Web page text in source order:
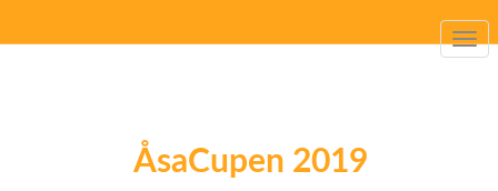
ÅsaCupen 2019